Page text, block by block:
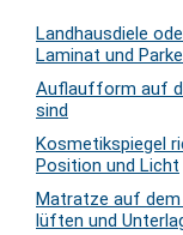
Landhausdiele
Laminat und
Auflaufform auf
sind
Kosmetikspiegel
Position und Licht
Matratze auf dem
lüften und